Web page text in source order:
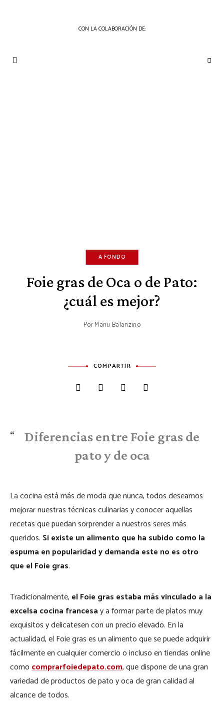
CON LA COLABORACIÓN DE:
A FONDO
Foie gras de Oca o de Pato:
¿cuál es mejor?
PorManu Balanzino
COMPARTIR
Diferencias entre Foie gras de
pato y de oca
La cocina está más de moda que nunca, todos deseamos
mejorar nuestras técnicas culinarias y conocer aquellas
recetas que puedan sorprender a nuestros seres más
queridos. Si existe un alimento que ha subido como la
espuma en popularidad y demanda este no es otro
que el Foie gras.
Tradicionalmente, el Foie gras estaba más vinculado a la
excelsa cocina francesay a formar parte de platos muy
exquisitos y delicatesen con un precio elevado. En la
actualidad, el Foie gras es un alimento que se puede adquirir
fácilmente en cualquier comercio o incluso en tiendas online
comocomprarfoiedepato.com, que dispone de una gran
variedad de productos de pato y oca de gran calidad al
alcance de todos.